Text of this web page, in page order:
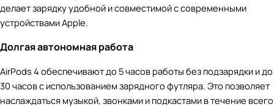
делает зарядку удобной и совместимой с современными
устройствами Apple.
Долгая автономная работа
AirPods 4 обеспечивают до 5 часов работы без подзарядки и до
30 часов с использованием зарядного футляра. Это позволяет
наслаждаться музыкой, звонками и подкастами в течение всего